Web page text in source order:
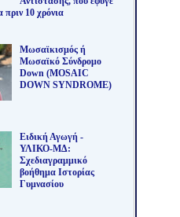
10 χρόνια
Μωσαϊκισμός ή
Μωσαϊκό Σύνδρομο
Down (MOSAIC
DOWN SYNDROME)
Ειδική Αγωγή -
ΥΛΙΚΟ-ΜΔ:
Σχεδιαγραμμικό
βοήθημα Ιστορίας
Γυμνασίου